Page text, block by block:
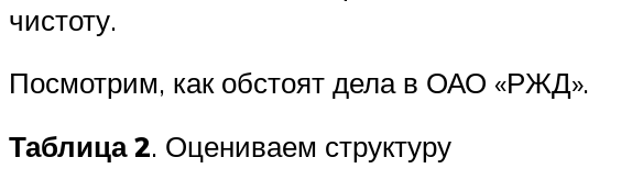
чистоту.
Посмотрим, как обстоят дела в ОАО «РЖД».
Таблица 2. Оцениваем структуру